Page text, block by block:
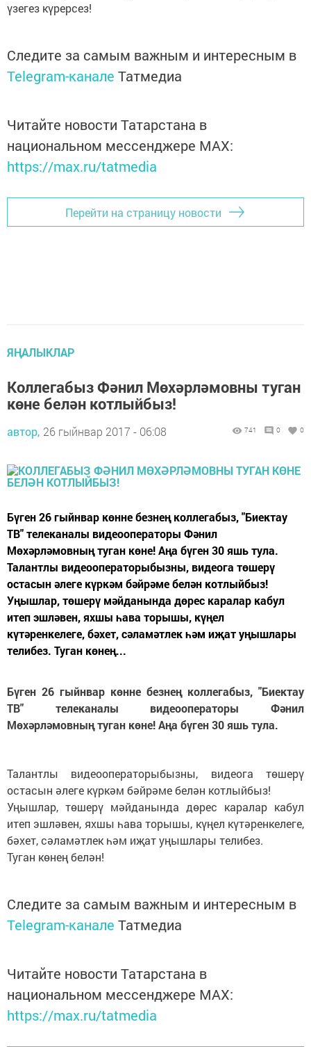
үзегез күрерсез!
Следите за самым важным и интересным в
Telegram-канале Татмедиа
Читайте новости Татарстана в
национальном мессенджере MАХ:
https://max.ru/tatmedia
Перейти на страницу новости
ЯҢАЛЫКЛАР
Коллегабыз Фәнил Мөхәрләмовны туган
көне белән котлыйбыз!
автор, 26 гыйнвар 2017 - 06:08 741 0 0
Бүген 26 гыйнвар көнне безнең коллегабыз, "Биектау
ТВ" телеканалы видеооператоры Фәнил
Мөхәрләмовның туган көне! Аңа бүген 30 яшь тула.
Талантлы видеооператорыбызны, видеога төшерү
остасын әлеге күркәм бәйрәме белән котлыйбыз!
Уңышлар, төшерү мәйданында дөрес каралар кабул
итеп эшләвен, яхшы һава торышы, күңел
күтәренкелеге, бәхет, сәламәтлек һәм иҗат уңышлары
телибез. Туган көнең...
Бүген 26 гыйнвар көнне безнең коллегабыз, "Биектау
ТВ" телеканалы видеооператоры Фәнил
Мөхәрләмовның туган көне! Аңа бүген 30 яшь тула.
Талантлы видеооператорыбызны, видеога төшерү
остасын әлеге күркәм бәйрәме белән котлыйбыз!
Уңышлар, төшерү мәйданында дөрес каралар кабул
итеп эшләвен, яхшы һава торышы, күңел күтәренкелеге,
бәхет, сәламәтлек һәм иҗат уңышлары телибез.
Туган көнең белән!
Следите за самым важным и интересным в
Telegram-канале Татмедиа
Читайте новости Татарстана в
национальном мессенджере MАХ:
https://max.ru/tatmedia